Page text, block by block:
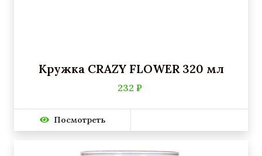
Кружка CRAZY FLOWER 320 мл
232 ₽
Посмотреть